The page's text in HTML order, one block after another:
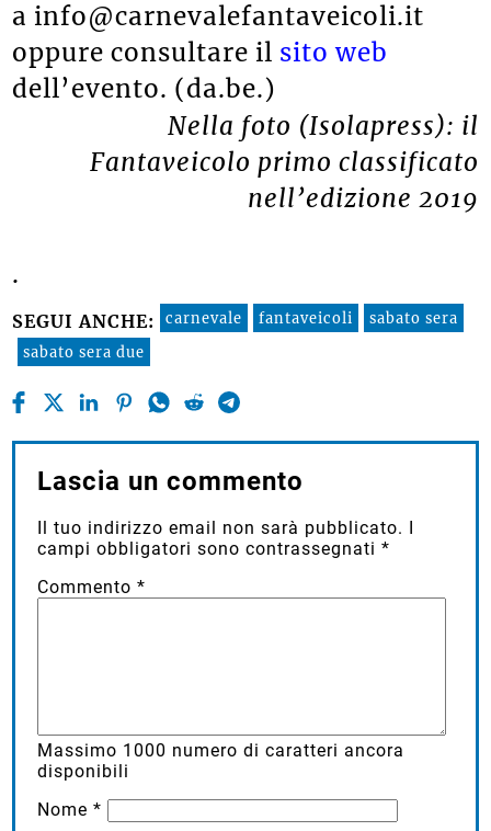
a info@carnevalefantaveicoli.it
oppure consultare il sito web
dell’evento. (da.be.)
Nella foto (Isolapress): il
Fantaveicolo primo classificato
nell’edizione 2019
.
SEGUI ANCHE: carnevale fantaveicoli
sabato sera
sabato sera due
Lascia un commento
Il tuo indirizzo email non sarà pubblicato.
campi obbligatori sono contrassegnati*
Commento*
Massimo 1000 numero di caratteri ancora
disponibili
Nome*